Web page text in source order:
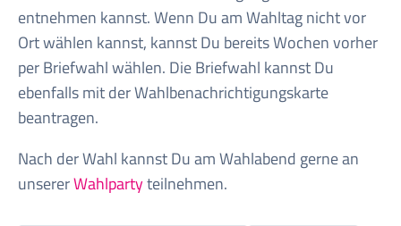
entnehmen kannst. Wenn Du am Wahltag nicht vor
Ort wählen kannst, kannst Du bereits Wochen vorher
per Briefwahl wählen. Die Briefwahl kannst Du
ebenfalls mit der Wahlbenachrichtigungskarte
beantragen.
Nach der Wahl kannst Du am Wahlabend gerne an
unsererWahlpartyteilnehmen.